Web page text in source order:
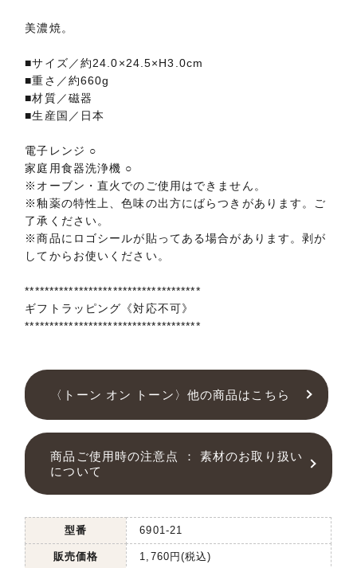
美濃焼。
■サイズ／約24.0×24.5×H3.0cm
■重さ／約660g
■材質／磁器
■生産国／日本
電子レンジ ○
家庭用食器洗浄機 ○
※オーブン・直火でのご使用はできません。
※釉薬の特性上、色味の出方にばらつきがあります。ご
了承ください。
※商品にロゴシールが貼ってある場合があります。剥が
してからお使いください。
************************************
ギフトラッピング《対応不可》
************************************
〈トーン オン トーン〉他の商品はこちら
商品ご使用時の注意点 ： 素材のお取り扱い
について
型番 6901-21
販売価格 1,760円(税込)